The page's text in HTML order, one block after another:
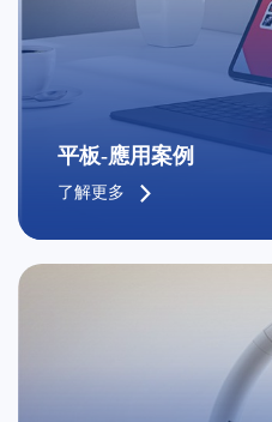
平板-應用案例
了解更多